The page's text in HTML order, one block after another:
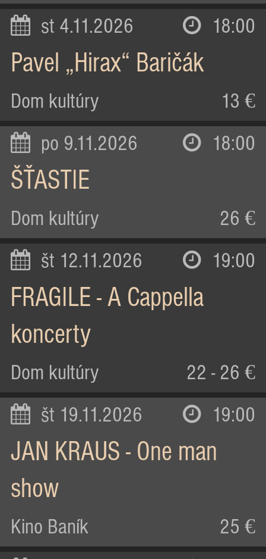
st 4.11.2026 18:00
Pavel „Hirax“ Baričák
Dom kultúry 13 €
po 9.11.2026 18:00
ŠŤASTIE
Dom kultúry 26 €
št 12.11.2026 19:00
FRAGILE - A Cappella
koncerty
Dom kultúry 22 - 26 €
št 19.11.2026 19:00
JAN KRAUS - One man
show
Kino Baník 25 €